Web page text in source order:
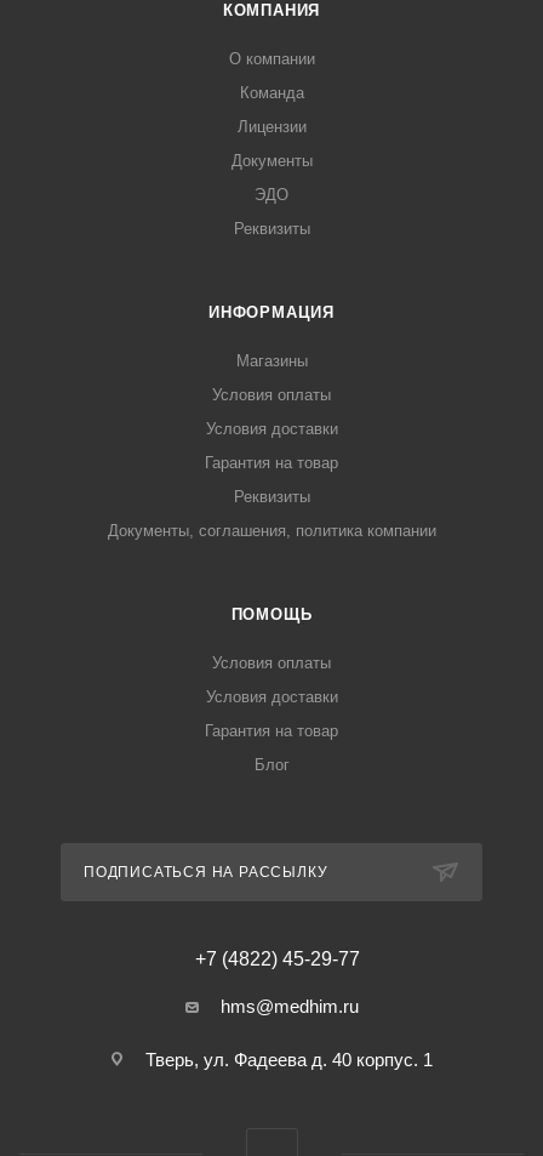
КОМПАНИЯ
О компании
Команда
Лицензии
Документы
ЭДО
Реквизиты
ИНФОРМАЦИЯ
Магазины
Условия оплаты
Условия доставки
Гарантия на товар
Реквизиты
Документы, соглашения, политика компании
ПОМОЩЬ
Условия оплаты
Условия доставки
Гарантия на товар
Блог
ПОДПИСАТЬСЯ НА РАССЫЛКУ
+7 (4822) 45-29-77
hms@medhim.ru
Тверь, ул. Фадеева д. 40 корпус. 1